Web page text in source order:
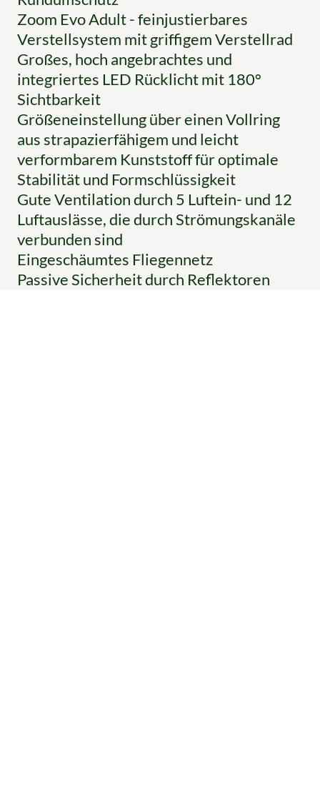
Zoom Evo Adult - feinjustierbares
Verstellsystem mit griffigem Verstellrad
Großes, hoch angebrachtes und
integriertes LED Rücklicht mit 180°
Sichtbarkeit
Größeneinstellung über einen Vollring
aus strapazierfähigem und leicht
verformbarem Kunststoff für optimale
Stabilität und Formschlüssigkeit
Gute Ventilation durch 5 Luftein- und 12
Luftauslässe, die durch Strömungskanäle
verbunden sind
Eingeschäumtes Fliegennetz
Passive Sicherheit durch Reflektoren